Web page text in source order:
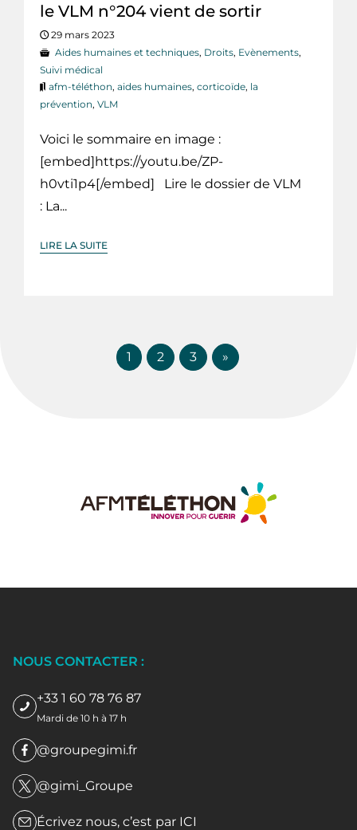
le VLM n°204 vient de sortir
29 mars 2023
Aides humaines et techniques, Droits, Evènements,
Suivi médical
afm-téléthon, aides humaines, corticoïde, la
prévention, VLM
Voici le sommaire en image :
[embed]https://youtu.be/ZP-
h0vti1p4[/embed] Lire le dossier de VLM
: La...
LIRE LA SUITE
1 2 3 »
NOUS CONTACTER :
+33 1 60 78 76 87
Mardi de 10 h à 17 h
@groupegimi.fr
@gimi_Groupe
Écrivez nous, c’est par ICI